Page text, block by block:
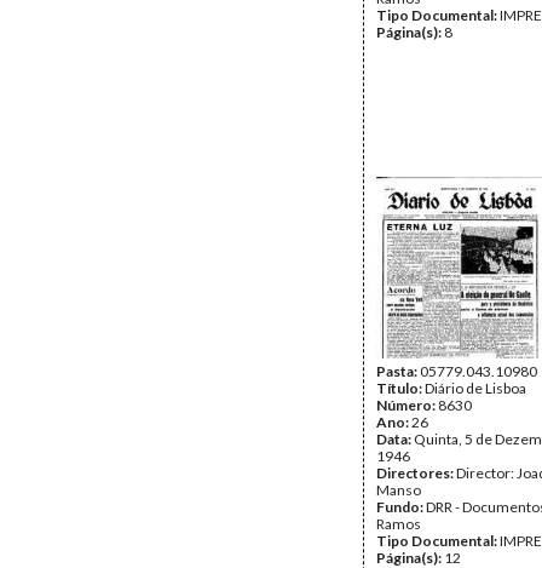
Tipo Documental:
Página(s): 8
Pasta:05779.043.10980
Título:Diário de Lisboa
Número: 8630
Ano:26
Data: Quinta, 5 de
1946
Directores:Director:
Manso
Fundo:DRR -
Ramos
Tipo Documental:
Página(s): 12